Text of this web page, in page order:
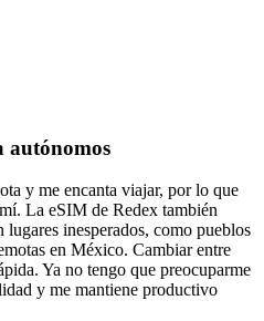
autónomos
y me encanta viajar, por lo que
La eSIM de Redex también
lugares inesperados, como pueblos
en México. Cambiar entre
Ya no tengo que preocuparme
y me mantiene productivo